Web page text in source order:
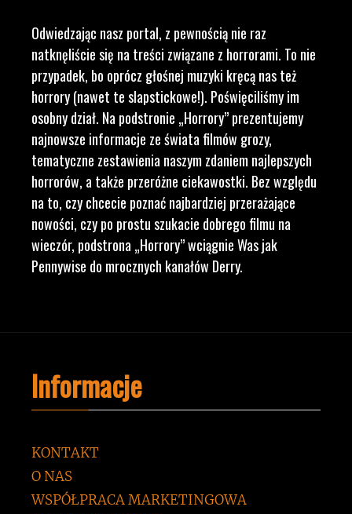
Odwiedzając nasz portal, z pewnością nie raz
natknęliście się na treści związane z horrorami. To nie
przypadek, bo oprócz głośnej muzyki kręcą nas też
horrory (nawet te slapstickowe!). Poświęciliśmy im
osobny dział. Na podstronie „Horrory” prezentujemy
najnowsze informacje ze świata filmów grozy,
tematyczne zestawienia naszym zdaniem najlepszych
horrorów, a także przeróżne ciekawostki. Bez względu
na to, czy chcecie poznać najbardziej przerażające
nowości, czy po prostu szukacie dobrego filmu na
wieczór, podstrona „Horrory” wciągnie Was jak
Pennywise do mrocznych kanałów Derry.
Informacje
KONTAKT
O NAS
WSPÓŁPRACA MARKETINGOWA